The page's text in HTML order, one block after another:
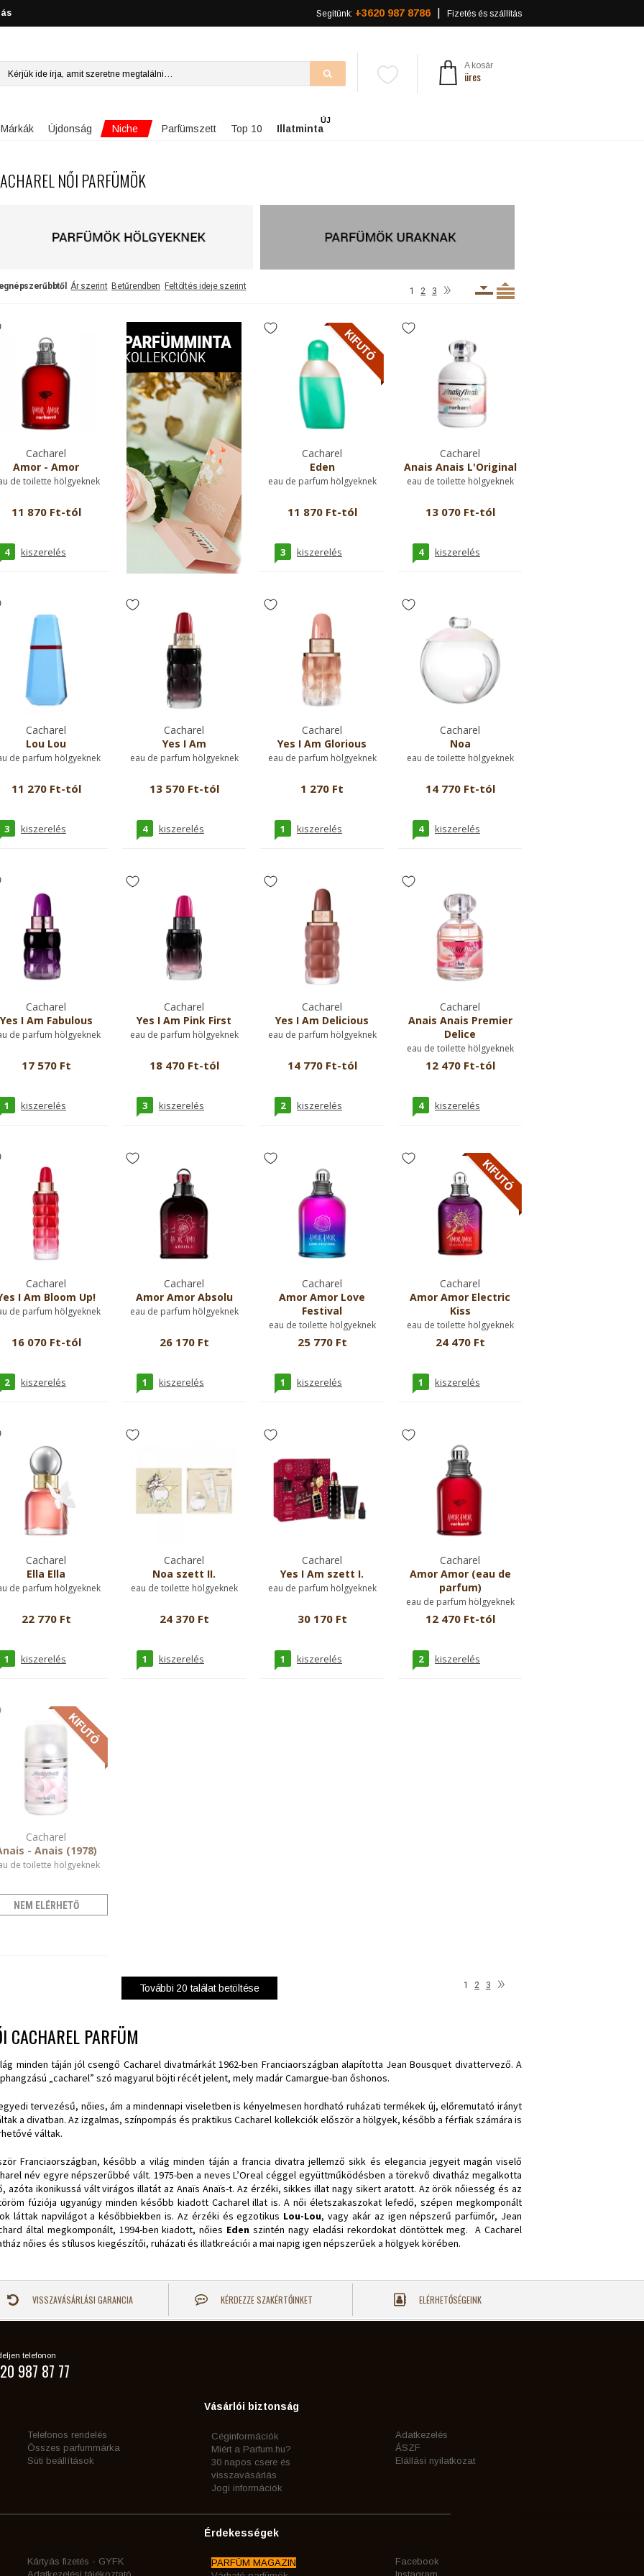
Segítünk: +3620 987 8786 Fizetés és szállítás
A kosár
üres
Márkák Újdonság Niche Parfümszett Top 10 Illatminta
ÚJ
NŐI PARFÜMÖK
Ár szerint Betűrendben Feltöltés ideje szerint 1 2 3 »
Cacharel
Amor - Amor
de toilette hölgyeknek
11 870 Ft-tól
4 kiszerelés
Cacharel
Eden
eau de parfum hölgyeknek
11 870 Ft-tól
3 kiszerelés
Cacharel
Anais Anais L'Original
eau de toilette hölgyeknek
13 070 Ft-tól
4 kiszerelés
Cacharel
Lou Lou
de parfum hölgyeknek
11 270 Ft-tól
3 kiszerelés
Cacharel
Yes I Am
eau de parfum hölgyeknek
13 570 Ft-tól
4 kiszerelés
Cacharel
Yes I Am Glorious
eau de parfum hölgyeknek
1 270 Ft
1 kiszerelés
Cacharel
Noa
eau de toilette hölgyeknek
14 770 Ft-tól
4 kiszerelés
Cacharel
Yes I Am Fabulous
de parfum hölgyeknek
17 570 Ft
1 kiszerelés
Cacharel
Yes I Am Pink First
eau de parfum hölgyeknek
18 470 Ft-tól
3 kiszerelés
Cacharel
Yes I Am Delicious
eau de parfum hölgyeknek
14 770 Ft-tól
2 kiszerelés
Cacharel
Anais Anais Premier
Delice
eau de toilette hölgyeknek
12 470 Ft-tól
4 kiszerelés
Cacharel
I Am Bloom Up!
de parfum hölgyeknek
16 070 Ft-tól
2 kiszerelés
Cacharel
Amor Amor Absolu
eau de parfum hölgyeknek
26 170 Ft
1 kiszerelés
Cacharel
Amor Amor Love
Festival
eau de toilette hölgyeknek
25 770 Ft
1 kiszerelés
Cacharel
Amor Amor Electric
Kiss
eau de toilette hölgyeknek
24 470 Ft
1 kiszerelés
Cacharel
Ella Ella
de parfum hölgyeknek
22 770 Ft
1 kiszerelés
Cacharel
Noa szett II.
eau de toilette hölgyeknek
24 370 Ft
1 kiszerelés
Cacharel
Yes I Am szett I.
eau de parfum hölgyeknek
30 170 Ft
1 kiszerelés
Cacharel
Amor Amor (eau de
parfum)
eau de parfum hölgyeknek
12 470 Ft-tól
2 kiszerelés
Cacharel
- Anais (1978)
de toilette hölgyeknek
NEM ELÉRHETŐ
További 20 találat betöltése 1 2 3 »
CACHAREL PARFÜM
minden táján jól csengő Cacharel divatmárkát 1962-ben Franciaországban alapította Jean Bousquet divattervező. A
„cacharel” szó magyarul böjti récét jelent, mely madár Camargue-ban őshonos.
tervezésű, nőies, ám a mindennapi viseletben is kényelmesen hordható ruházati termékek új, előremutató irányt
a divatban. Az izgalmas, színpompás és praktikus Cacharel kollekciók először a hölgyek, később a férfiak számára is
váltak.
Franciaországban, később a világ minden táján a francia divatra jellemző sikk és elegancia jegyeit magán viselő
név egyre népszerűbbé vált. 1975-ben a neves L’Oreal céggel együttműködésben a törekvő divatház megalkotta
azóta ikonikussá vált virágos illatát az Anaïs Anaïs-t. Az érzéki, sikkes illat nagy sikert aratott. Az örök nőiesség és az
fúziója ugyanúgy minden később kiadott Cacharel illat is. A női életszakaszokat lefedő, szépen megkomponált
láttak napvilágot a későbbiekben is. Az érzéki és egzotikus Lou-Lou, vagy akár az igen népszerű parfümőr, Jean
által megkomponált, 1994-ben kiadott, nőies Eden szintén nagy eladási rekordokat döntöttek meg. A Cacharel
nőies és stílusos kiegészítői, ruházati és illatkreációi a mai napig igen népszerűek a hölgyek körében.
VISSZAVÁSÁRLÁSI GARANCIA KÉRDEZZE SZAKÉRTŐINKET ELÉRHETŐSÉGEINK
telefonon
987 87 77
Telefonos rendelés
Összes parfummárka
Süti beállítások
Vásárlói biztonság
Céginformációk
Miért a Parfum.hu?
30 napos csere és
visszavásárlás
Jogi információk
Adatkezelés
ÁSZF
Elállási nyilatkozat
Kártyás fizetés - GYFK
Érdekességek
PARFÜM MAGAZIN
Facebook